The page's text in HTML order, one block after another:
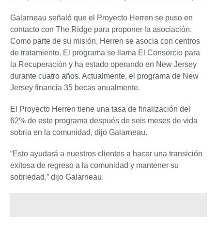
Galarneau señaló que el Proyecto Herren se puso en
contacto con The Ridge para proponer la asociación.
Como parte de su misión, Herren se asocia con centros
de tratamiento. El programa se llama El Consorcio para
la Recuperación y ha estado operando en New Jersey
durante cuatro años. Actualmente, el programa de New
Jersey financia 35 becas anualmente.
El Proyecto Herren tiene una tasa de finalización del
62% de este programa después de seis meses de vida
sobria en la comunidad, dijo Galarneau.
“Esto ayudará a nuestros clientes a hacer una transición
exitosa de regreso a la comunidad y mantener su
sobriedad,” dijo Galarneau.